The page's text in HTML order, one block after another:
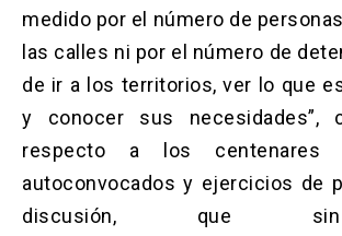
medido por el número de
las calles ni por el número de
de ir a los territorios, ver lo que
y conocer sus necesidades”,
respecto a los centenares
autoconvocados y ejercicios de
discusión, que